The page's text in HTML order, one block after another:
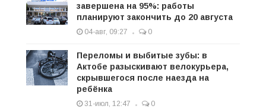
завершена на 95%: работы
планируют закончить до 20 августа
04-авг, 09:27 0
Переломы и выбитые зубы: в
Актобе разыскивают велокурьера,
скрывшегося после наезда на
ребёнка
31-июл, 12:47 0